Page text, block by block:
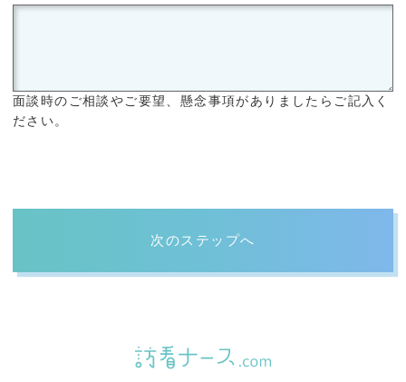
面談時のご相談やご要望、懸念事項がありましたらご記入く
ださい。
次のステップへ